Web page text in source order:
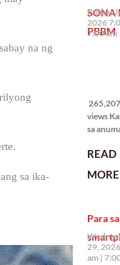
na ng
sa ika-
Marcos
SONA
PBBM
Friday,
2026
7:00 am
views
sa
planong
usapin
sadyang
READ
MORE
Para
29,
am